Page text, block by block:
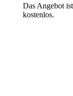
Das Angebot ist
kostenlos.